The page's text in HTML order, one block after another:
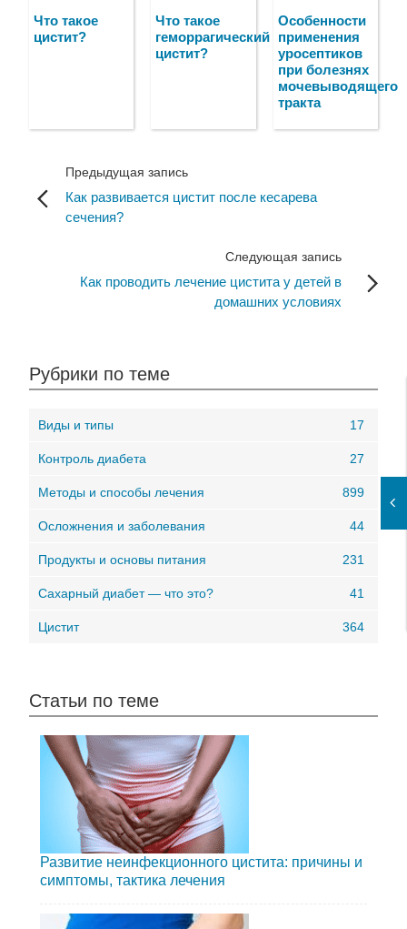
Что такое
цистит?
Что такое
геморрагический
цистит?
Особенности
применения
уросептиков
при болезнях
мочевыводящего
тракта
Предыдущая запись
Как развивается цистит после кесарева
сечения?
Следующая запись
Как проводить лечение цистита у детей в
домашних условиях
Рубрики по теме
Виды и типы 17
Контроль диабета 27
Методы и способы лечения 899
Осложнения и заболевания 44
Продукты и основы питания 231
Сахарный диабет — что это? 41
Цистит 364
Статьи по теме
Развитие неинфекционного цистита: причины и
симптомы, тактика лечения